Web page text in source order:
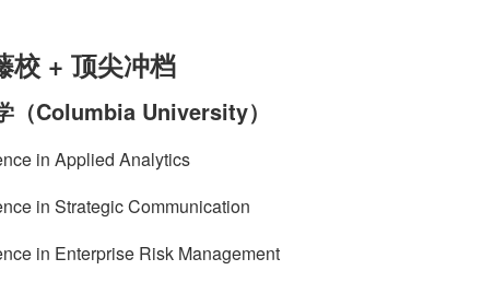
校 + 顶尖冲档
（Columbia University）
in Applied Analytics
in Strategic Communication
in Enterprise Risk Management